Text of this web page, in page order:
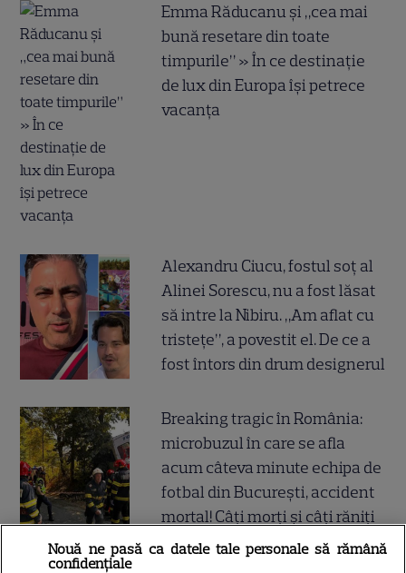
Emma Răducanu și „cea mai
bună resetare din toate
timpurile” » În ce destinație
de lux din Europa își petrece
vacanța
Alexandru Ciucu, fostul soț al
Alinei Sorescu, nu a fost lăsat
să intre la Nibiru. „Am aflat cu
tristețe”, a povestit el. De ce a
fost întors din drum designerul
Breaking tragic în România:
microbuzul în care se afla
acum câteva minute echipa de
fotbal din București, accident
mortal! Câți morți și câți răniți
sunt până acum
Nouă ne pasă ca datele tale personale să rămână
confidențiale